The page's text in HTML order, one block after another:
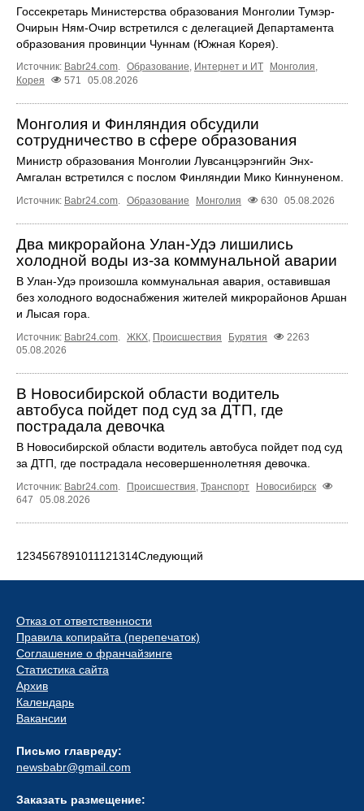
Госсекретарь Министерства образования Монголии Тумэр-
Очирын Ням-Очир встретился с делегацией Департамента
образования провинции Чуннам (Южная Корея).
Источник: Babr24.com Образование Интернет и ИТ Монголия
Корея
571 05.08.2026
Монголия и Финляндия обсудили
сотрудничество в сфере образования
Министр образования Монголии Лувсанцэрэнгийн Энх-
Амгалан встретился с послом Финляндии Мико Киннуненом.
Источник: Babr24.com Образование Монголия 630 05.08.2026
Два микрорайона Улан-Удэ лишились
холодной воды из-за коммунальной аварии
В Улан-Удэ произошла коммунальная авария, оставившая
без холодного водоснабжения жителей микрорайонов Аршан
и Лысая гора.
Источник: Babr24.com. ЖКХ, Происшествия Бурятия
2263
05.08.2026
В Новосибирской области водитель
автобуса пойдет под суд за ДТП, где
пострадала девочка
В Новосибирской области водитель автобуса пойдет под суд
за ДТП, где пострадала несовершеннолетняя девочка.
Источник: Babr24.com. Происшествия, Транспорт
Новосибирск
647
05.08.2026
1 234567891011121314Следующий
Отказ от ответственности
Правила копирайта (перепечаток)
Соглашение о франчайзинге
Статистика сайта
Архив
Календарь
Вакансии
Письмо главреду:
newsbabr@gmail.com
Заказать размещение: